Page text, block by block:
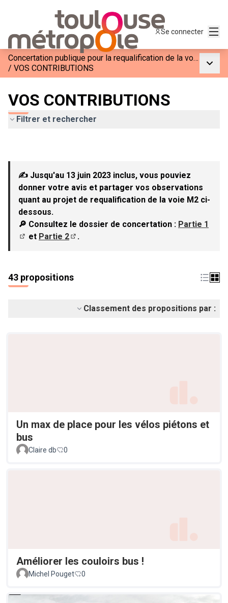
Se connecter
Concertation publique pour la requalification de la voie M2
/ VOS CONTRIBUTIONS
VOS CONTRIBUTIONS
Filtrer et rechercher
✍ Jusqu'au 13 juin 2023 inclus, vous pouviez
donner votre avis et partager vos observations
quant au projet de requalification de la voie M2 ci-
dessous.
🔎 Consultez le dossier de concertation : Partie 1
et Partie 2
.
43 propositions
Classement des propositions par :
Un max de place pour les vélos piétons et
bus
Claire db 0
Améliorer les couloirs bus !
Michel Pouget 0